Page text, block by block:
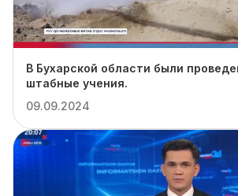
В Бухарской области были
штабные учения.
09.09.2024